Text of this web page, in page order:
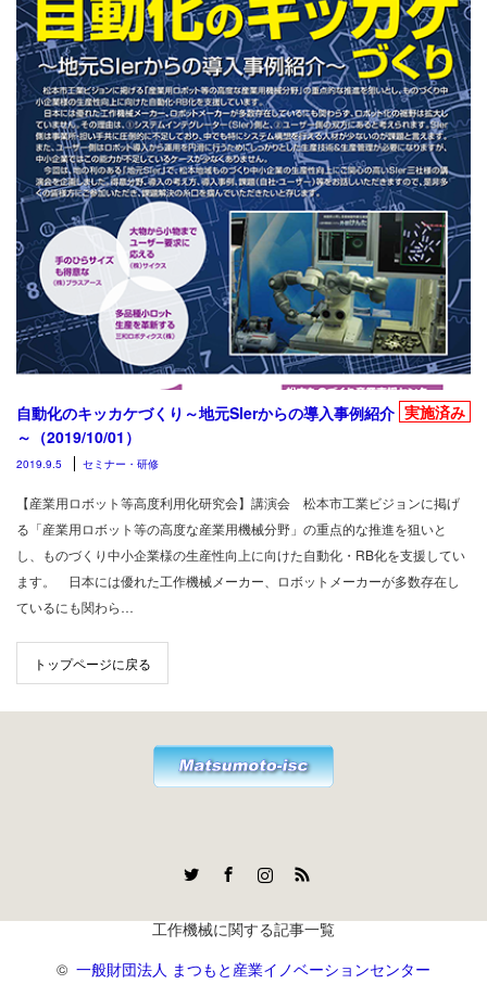
実施済み
自動化のキッカケづくり～地元SIerからの導入事例紹介
～（2019/10/01）
2019.9.5 セミナー・研修
【産業用ロボット等高度利用化研究会】講演会 松本市工業ビジョンに掲げ
る「産業用ロボット等の高度な産業用機械分野」の重点的な推進を狙いと
し、ものづくり中小企業様の生産性向上に向けた自動化・RB化を支援してい
ます。 日本には優れた工作機械メーカー、ロボットメーカーが多数存在し
ているにも関わら…
トップページに戻る
RSS
工作機械に関する記事一覧
© 一般財団法人 まつもと産業イノベーションセンター